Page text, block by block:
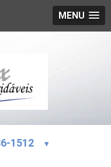
MENU
1512 ▾